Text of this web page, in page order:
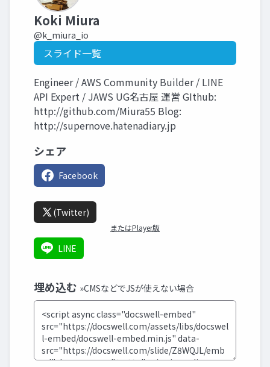
Koki Miura
@k_miura_io
スライド一覧
Engineer / AWS Community Builder / LINE
API Expert / JAWS UG名古屋 運営 GIthub:
http://github.com/Miura55 Blog:
http://supernove.hatenadiary.jp
シェア
Facebook
(Twitter)
またはPlayer版
LINE
埋め込む »CMSなどでJSが使えない場合